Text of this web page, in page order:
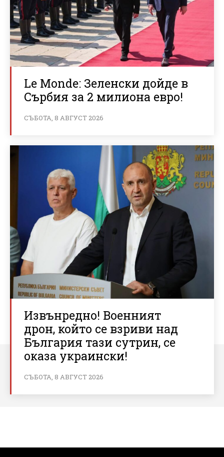
Le Monde: Зеленски дойде в
Сърбия за 2 милиона евро!
СЪБОТА, 8 АВГУСТ 2026
Извънредно! Военният
дрон, който се взриви над
България тази сутрин, се
оказа украински!
СЪБОТА, 8 АВГУСТ 2026